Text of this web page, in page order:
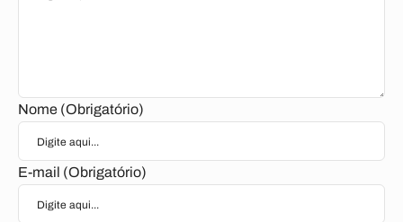
Nome (Obrigatório)
E-mail (Obrigatório)